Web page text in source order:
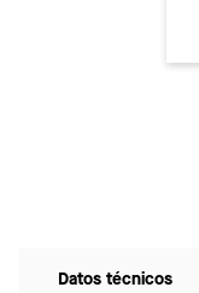
Datos técnicos